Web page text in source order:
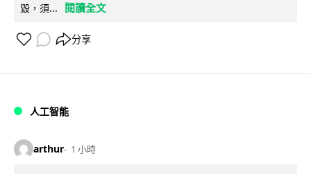
毀，須...
閱讀全文
分享
人工智能
arthur 1 小時